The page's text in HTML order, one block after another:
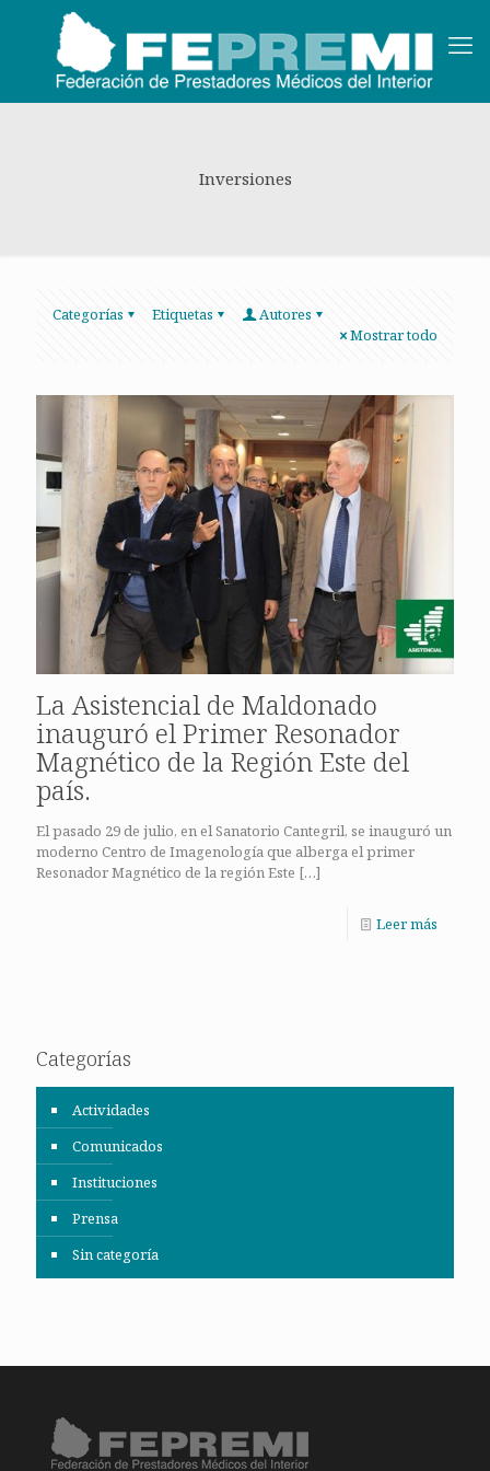
Inversiones
Categorías Etiquetas
Autores
Mostrar todo
La Asistencial de Maldonado
inauguró el Primer Resonador
Magnético de la Región Este del
país.
El pasado 29 de julio, en el Sanatorio Cantegril, se inauguró un
moderno Centro de Imagenología que alberga el primer
Resonador Magnético de la región Este […]
Leer más
Categorías
Actividades
Comunicados
Instituciones
Prensa
Sin categoría